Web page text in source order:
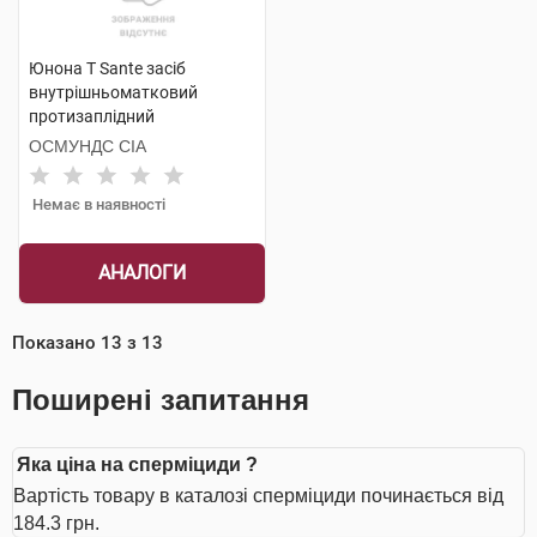
Юнона Т Sante засіб
внутрішньоматковий
протизаплідний
одноразового використання
1 шт
ОСМУНДС СІА
Немає в наявності
АНАЛОГИ
Показано 13 з 13
Поширені запитання
Яка ціна на сперміциди ?
Вартість товару в каталозі сперміциди починається від
184.3 грн.